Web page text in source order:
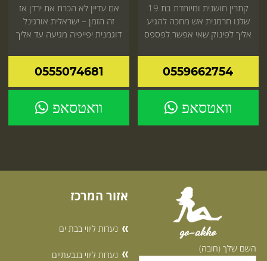
קתרין חושנית ומיוחדת בת 19
שלנו חרמנית אש מחכה להגיע
אליך לפינוק שאי אפשר לפספס
0559662754
וואטסאפ
אם עדיין לא הכרת את ירדן אז
זה הזמן – ישראלית אורגינל
דוגמנית יפייפיה מגיעה עד אליך
0555074681
וואטסאפ
go-akko
השם שלך (חובה)
אזור המרכז
נערות ליווי בבת ים
נערות ליווי בגבעתיים